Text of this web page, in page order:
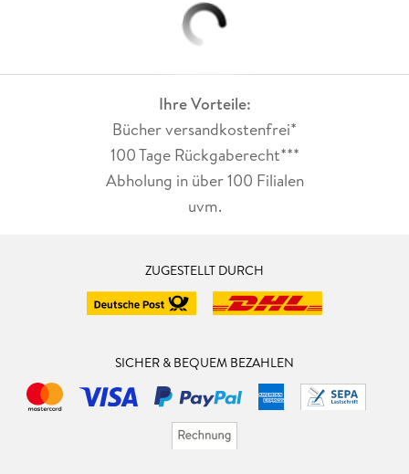
Ihre Vorteile:
Bücher versandkostenfrei*
100 Tage Rückgaberecht***
Abholung in über 100 Filialen
uvm.
ZUGESTELLT DURCH
SICHER & BEQUEM BEZAHLEN